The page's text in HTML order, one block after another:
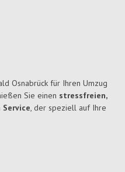
Osnabrück für Ihren Umzug
Sie einen stressfreien,
, der speziell auf Ihre